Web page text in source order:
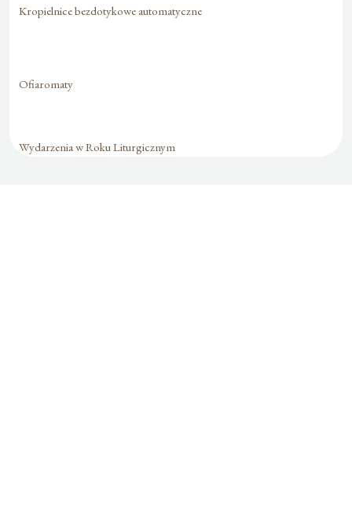
Kropielnice bezdotykowe automatyczne
Ofiaromaty
Wydarzenia w Roku Liturgicznym